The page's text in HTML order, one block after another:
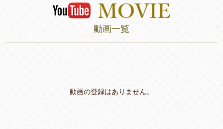
動画一覧
動画の登録はありません。